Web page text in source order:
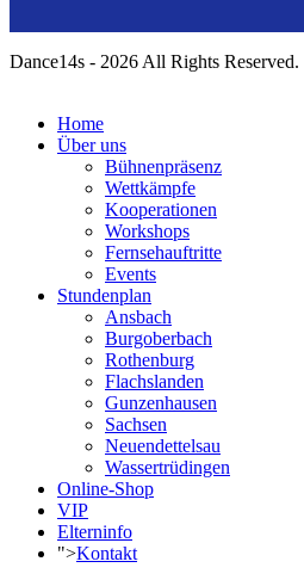
Dance14s - 2026 All Rights Reserved.
Home
Über uns
Bühnenpräsenz
Wettkämpfe
Kooperationen
Workshops
Fernsehauftritte
Events
Stundenplan
Ansbach
Burgoberbach
Rothenburg
Flachslanden
Gunzenhausen
Sachsen
Neuendettelsau
Wassertrüdingen
Online-Shop
VIP
Elterninfo
">Kontakt